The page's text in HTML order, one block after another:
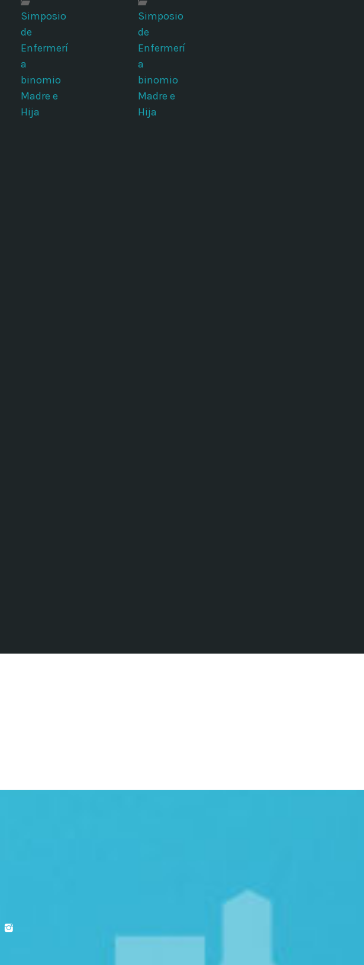
Simposio
de
Enfermerí
a
binomio
Madre e
Hija
Simposio
de
Enfermerí
a
binomio
Madre e
Hija